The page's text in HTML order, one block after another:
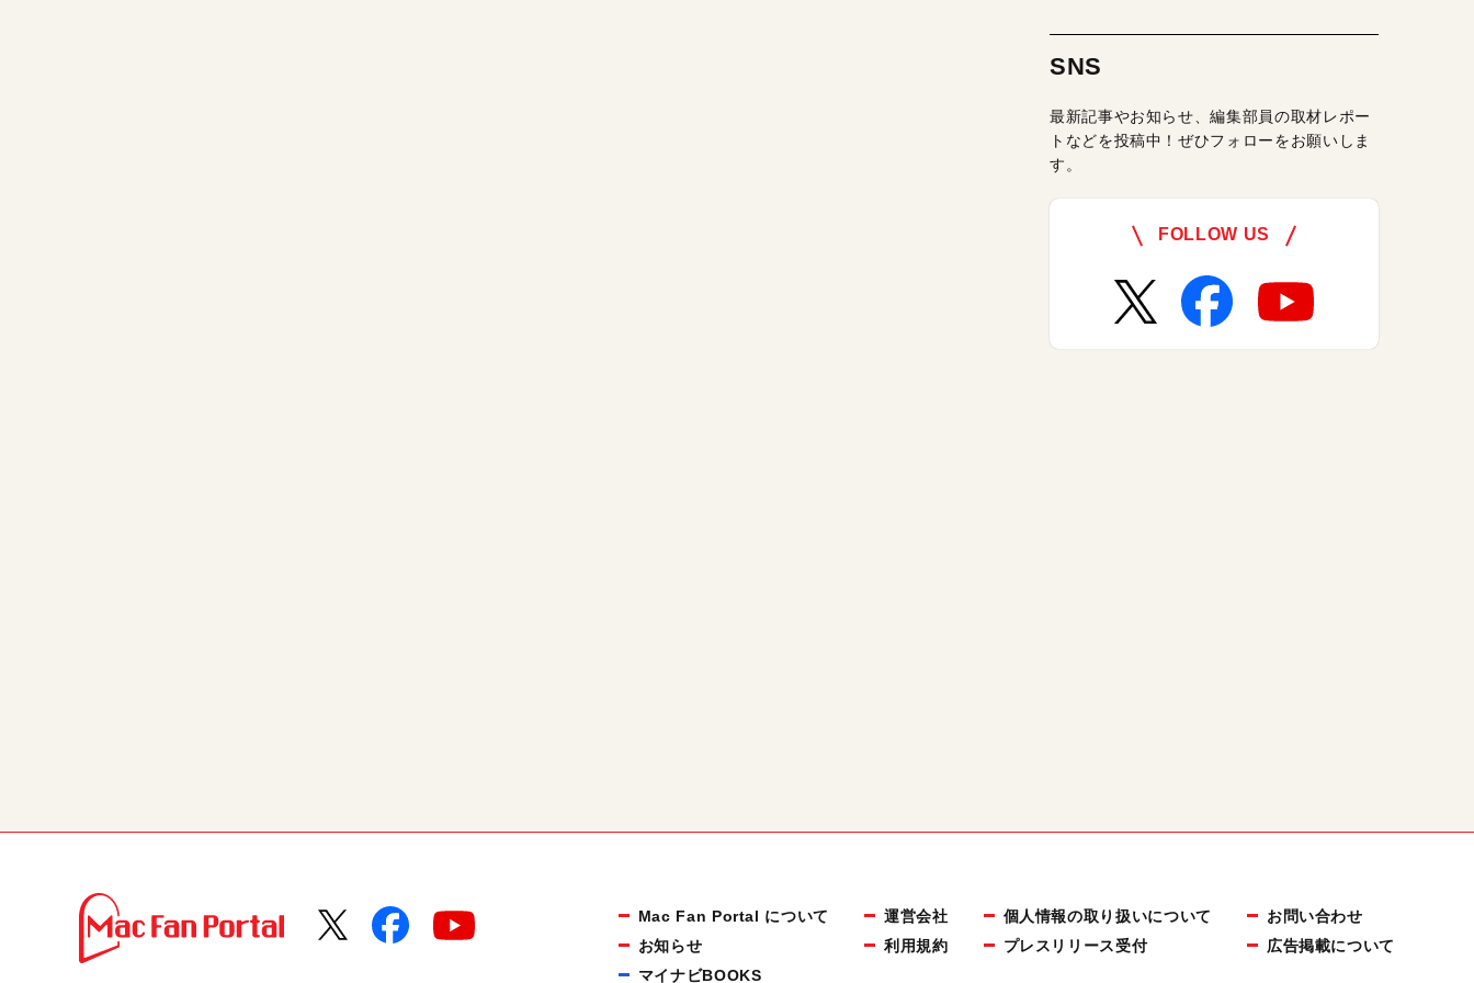
SNS
最新記事やお知らせ、編集部員の取材レポー
トなどを投稿中！ぜひフォローをお願いしま
す。
FOLLOW US
Mac Fan Portal について
お知らせ
マイナビBOOKS
運営会社
利用規約
個人情報の取り扱いについて
プレスリリース受付
お問い合わせ
広告掲載について